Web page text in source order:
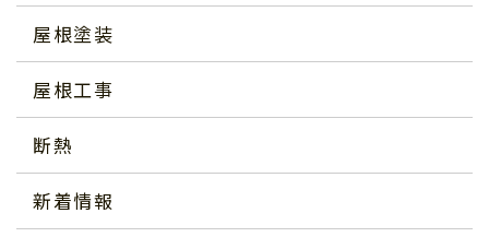
屋根塗装
屋根工事
断熱
新着情報